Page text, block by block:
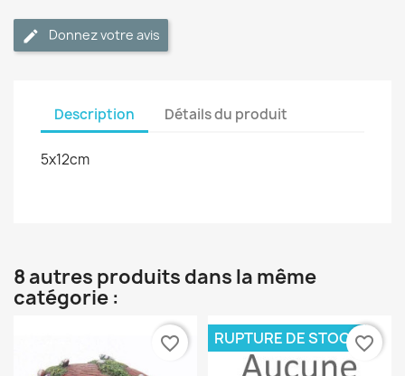
Donnez votre avis
Description Détails du produit
5x12cm
8 autres produits dans la même
catégorie :
favorite_border RUPTURE DE STOCKfavorite_border